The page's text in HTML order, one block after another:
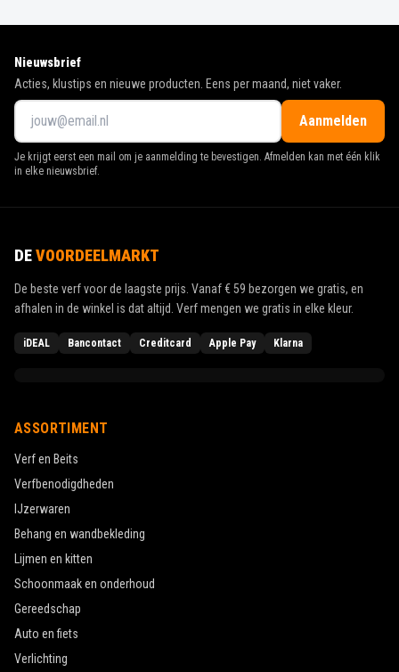
Nieuwsbrief
Acties, klustips en nieuwe producten. Eens per maand, niet vaker.
Aanmelden
Je krijgt eerst een mail om je aanmelding te bevestigen. Afmelden kan met één klik
in elke nieuwsbrief.
DEVOORDEELMARKT
De beste verf voor de laagste prijs. Vanaf€ 59 bezorgen we gratis, en
afhalen in de winkel is dat altijd. Verf mengen we gratis in elke kleur.
iDEAL Bancontact Creditcard Apple Pay Klarna
ASSORTIMENT
Verf en Beits
Verfbenodigdheden
IJzerwaren
Behang en wandbekleding
Lijmen en kitten
Schoonmaak en onderhoud
Gereedschap
Auto en fiets
Verlichting